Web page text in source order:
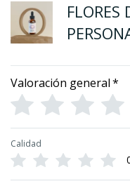
FLORES
Valoración general*
Calidad